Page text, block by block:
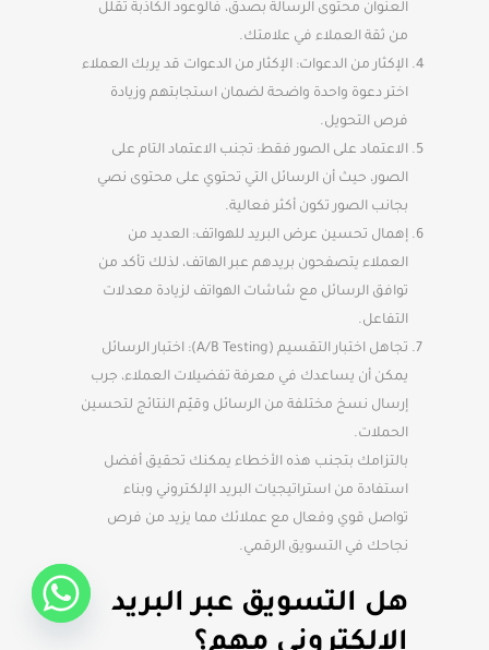
العنوان محتوى الرسالة بصدق، فالوعود الكاذبة تقلل
من ثقة العملاء في علامتك.
الإكثار من الدعوات: الإكثار من الدعوات قد يربك العملاء
اختر دعوة واحدة واضحة لضمان استجابتهم وزيادة
فرص التحويل.
الاعتماد على الصور فقط: تجنب الاعتماد التام على
الصور، حيث أن الرسائل التي تحتوي على محتوى نصي
بجانب الصور تكون أكثر فعالية.
إهمال تحسين عرض البريد للهواتف: العديد من
العملاء يتصفحون بريدهم عبر الهاتف، لذلك تأكد من
توافق الرسائل مع شاشات الهواتف لزيادة معدلات
التفاعل.
تجاهل اختبار التقسيم (A/B Testing): اختبار الرسائل
يمكن أن يساعدك في معرفة تفضيلات العملاء، جرب
إرسال نسخ مختلفة من الرسائل وقيّم النتائج لتحسين
الحملات.
بالتزامك بتجنب هذه الأخطاء يمكنك تحقيق أفضل
استفادة من استراتيجيات البريد الإلكتروني وبناء
تواصل قوي وفعال مع عملائك مما يزيد من فرص
نجاحك في التسويق الرقمي.
هل التسويق عبر البريد